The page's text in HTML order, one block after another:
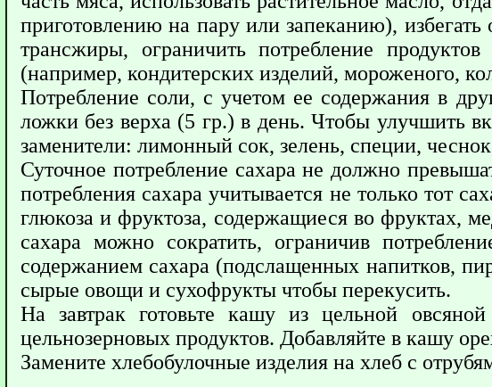
приготовлению на пару или запеканию),
трансжиры, ограничить потребление
(например, кондитерских изделий, мороженого,
Потребление соли, с учетом ее содержания в
ложки без верха (5 гр.) в день. Чтобы улучшить
заменители: лимонный сок, зелень, специи,
Суточное потребление сахара не должно
потребления сахара учитывается не только тот
глюкоза и фруктоза, содержащиеся во фруктах,
сахара можно сократить, ограничив
содержанием сахара (подслащенных напитков,
сырые овощи и сухофрукты чтобы перекусить.
На завтрак готовьте кашу из цельной
цельнозерновых продуктов. Добавляйте в кашу
Замените хлебобулочные изделия на хлеб с